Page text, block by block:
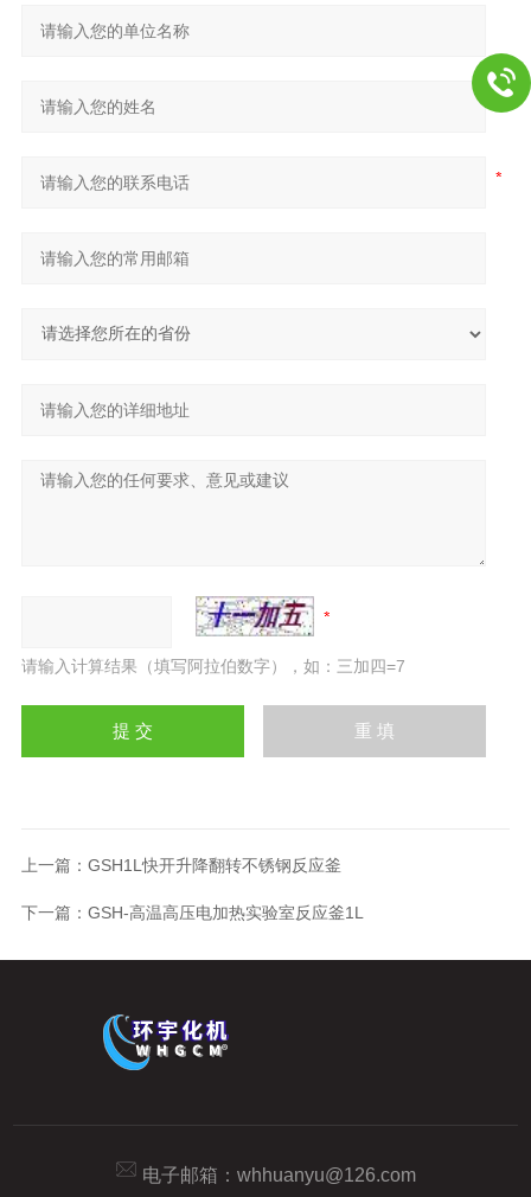
请输入计算结果（填写阿拉伯数字），如：三加四=7
上一篇： GSH1L快开升降翻转不锈钢反应釜
下一篇： GSH-高温高压电加热实验室反应釜1L
电子邮箱： whhuanyu@126.com